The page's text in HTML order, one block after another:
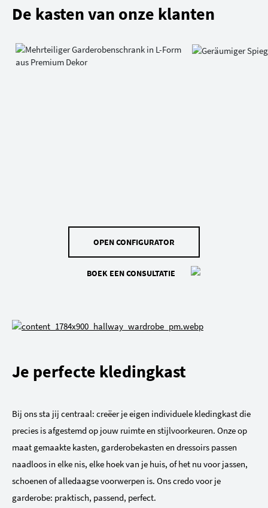
De kasten van onze klanten
OPEN CONFIGURATOR
BOEK EEN CONSULTATIE
Je perfecte kledingkast
Bij ons sta jij centraal: creëer je eigen individuele kledingkast die
precies is afgestemd op jouw ruimte en stijlvoorkeuren. Onze op
maat gemaakte kasten, garderobekasten en dressoirs passen
naadloos in elke nis, elke hoek van je huis, of het nu voor jassen,
schoenen of alledaagse voorwerpen is. Ons credo voor je
garderobe: praktisch, passend, perfect.